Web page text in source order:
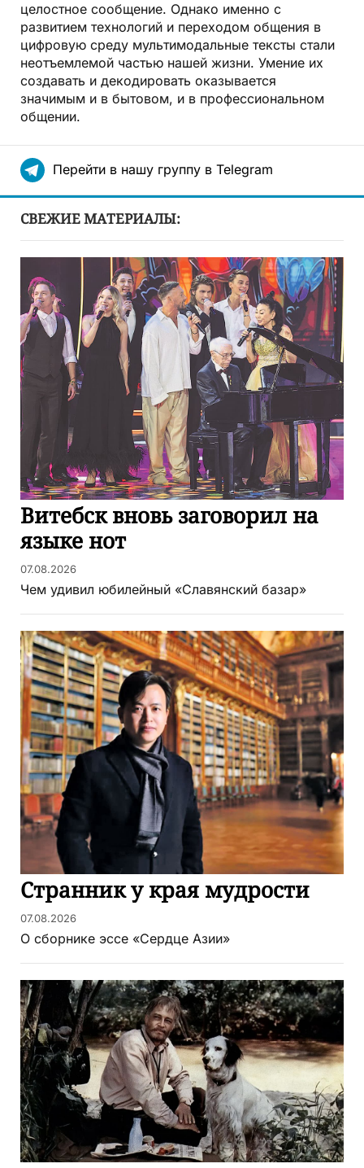
целостное сообщение. Однако именно с
развитием технологий и переходом общения в
цифровую среду мультимодальные тексты стали
неотъемлемой частью нашей жизни. Умение их
создавать и декодировать оказывается
значимым и в бытовом, и в профессиональном
общении.
Перейти в нашу группу в Telegram
СВЕЖИЕ МАТЕРИАЛЫ:
Витебск вновь заговорил на
языке нот
07.08.2026
Чем удивил юбилейный «Славянский базар»
Странник у края мудрости
07.08.2026
О сборнике эссе «Сердце Азии»